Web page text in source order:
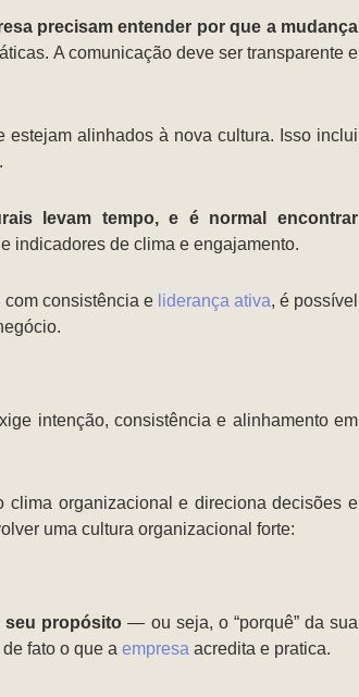
precisam entender por que a mudança
A comunicação deve ser transparente e
estejam alinhados à nova cultura. Isso inclui
levam tempo, e é normal encontrar
indicadores de clima e engajamento.
com consistência e liderança ativa, é possível
intenção, consistência e alinhamento em
clima organizacional e direciona decisões e
uma cultura organizacional forte:
seu propósito — ou seja, o “porquê” da sua
fato o que a empresa acredita e pratica.